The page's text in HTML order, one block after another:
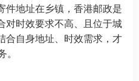
件地址在乡镇，香港邮政是
对时效要求不高、且位于城
合自身地址、时效需求，才